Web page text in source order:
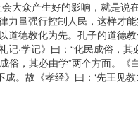
大众产生好的影响，就是说
力量强行控制人民，这样才
道德教化为先。孔子的道德
·学记》曰：“化民成俗，
俗，其必由学”两个方面。《
。故《孝经》曰：‘先王见